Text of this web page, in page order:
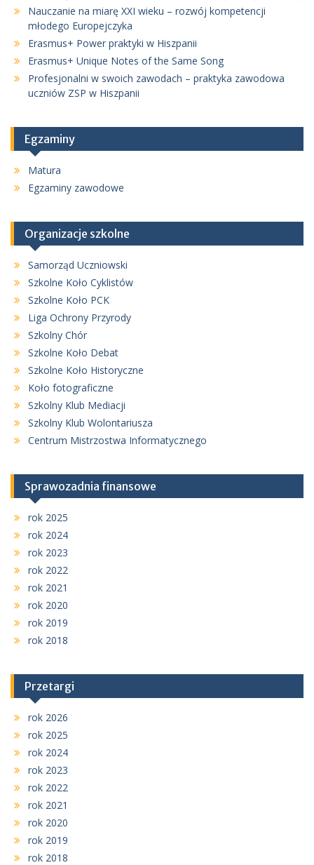
Nauczanie na miarę XXI wieku – rozwój kompetencji
młodego Europejczyka
Erasmus+ Power praktyki w Hiszpanii
Erasmus+ Unique Notes of the Same Song
Profesjonalni w swoich zawodach – praktyka zawodowa
uczniów ZSP w Hiszpanii
Egzaminy
Matura
Egzaminy zawodowe
Organizacje szkolne
Samorząd Uczniowski
Szkolne Koło Cyklistów
Szkolne Koło PCK
Liga Ochrony Przyrody
Szkolny Chór
Szkolne Koło Debat
Szkolne Koło Historyczne
Koło fotograficzne
Szkolny Klub Mediacji
Szkolny Klub Wolontariusza
Centrum Mistrzostwa Informatycznego
Sprawozadnia finansowe
rok 2025
rok 2024
rok 2023
rok 2022
rok 2021
rok 2020
rok 2019
rok 2018
Przetargi
rok 2026
rok 2025
rok 2024
rok 2023
rok 2022
rok 2021
rok 2020
rok 2019
rok 2018